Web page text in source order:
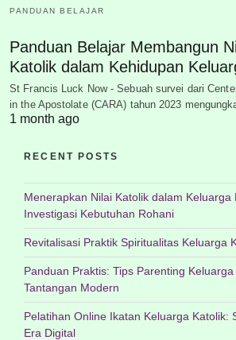
PANDUAN BELAJAR
Panduan Belajar Membangun
Katolik dalam Kehidupan
St Francis Luck Now - Sebuah survei dari
in the Apostolate (CARA) tahun 2023
1 month ago
RECENT POSTS
Menerapkan Nilai Katolik dalam Keluarga
Investigasi Kebutuhan Rohani
Revitalisasi Praktik Spiritualitas Keluarga
Panduan Praktis: Tips Parenting
Tantangan Modern
Pelatihan Online Ikatan Keluarga Katolik:
Era Digital